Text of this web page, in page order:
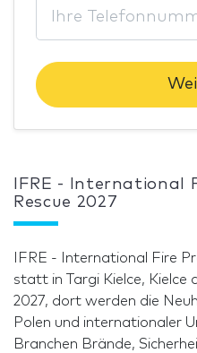
IFRE - International
Rescue 2027
IFRE - International Fire
statt in Targi Kielce, Kielce
2027, dort werden die
Polen und internationaler
Branchen Brände,